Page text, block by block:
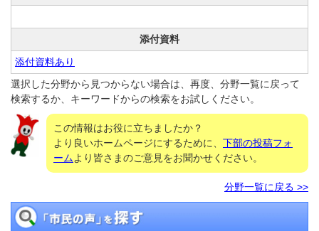
添付資料
添付資料あり
選択した分野から見つからない場合は、再度、分野一覧に戻って
検索するか、キーワードからの検索をお試しください。
この情報はお役に立ちましたか？
より良いホームページにするために、 下部の投稿フォ
ームより皆さまのご意見をお聞かせください。
分野一覧に戻る >>